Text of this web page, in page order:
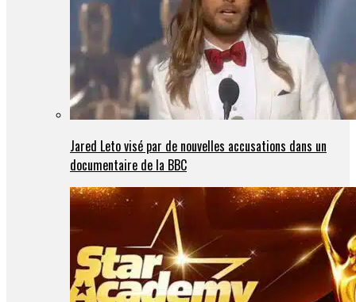
Jared Leto visé par de nouvelles accusations dans un
documentaire de la BBC